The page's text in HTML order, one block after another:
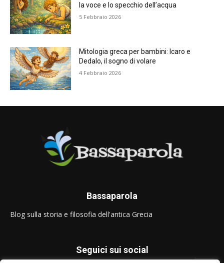
la voce e lo specchio dell’acqua
5 Febbraio 2026
Mitologia greca per bambini: Icaro e
Dedalo, il sogno di volare
4 Febbraio 2026
Bassaparola
Blog sulla storia e filosofia dell'antica Grecia
Seguici sui social